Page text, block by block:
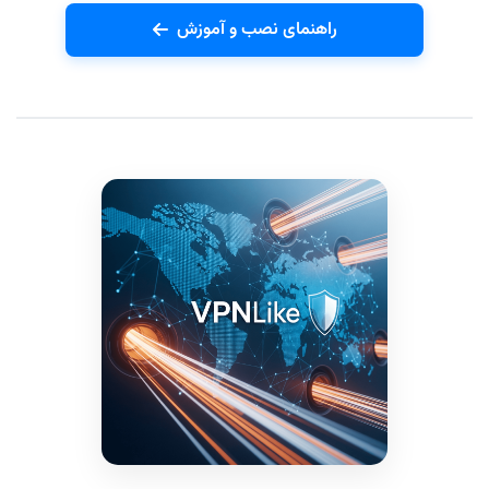
راهنمای نصب و آموزش